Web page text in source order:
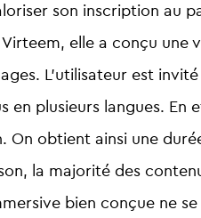
son inscription au
elle a conçu une
L’utilisateur est
en plusieurs langues. En
On obtient ainsi une
la majorité des
bien conçue ne